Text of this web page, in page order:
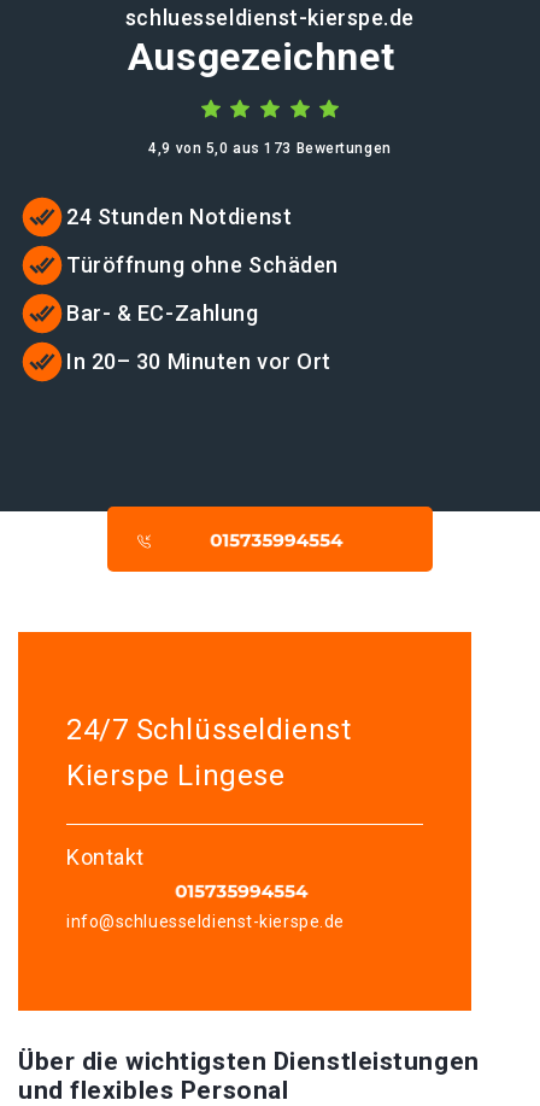
schluesseldienst-kierspe.de
Ausgezeichnet
4,9 von 5,0 aus 173 Bewertungen
24 Stunden Notdienst
Türöffnung ohne Schäden
Bar- & EC-Zahlung
In 20– 30 Minuten vor Ort
24/7 Schlüsseldienst
Kierspe Lingese
Kontakt
info@schluesseldienst-kierspe.de
Über die wichtigsten Dienstleistungen
und flexibles Personal